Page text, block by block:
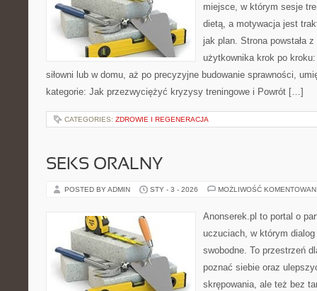
miejsce, w którym sesje
dietą, a motywacja jest
jak plan. Strona powstała
użytkownika krok po
siłowni lub w domu, aż po precyzyjne budowanie sprawności,
kategorie: Jak przezwyciężyć kryzysy treningowe i Powrót […]
CATEGORIES: ZDROWIE I REGENERACJA
SEKS ORALNY
POSTED BY ADMIN STY - 3 - 2026 MOŻLIWOŚĆ
Anonserek.pl to portal o
uczuciach, w którym
swobodne. To przestrzeń
poznać siebie oraz
skrępowania, ale też bez